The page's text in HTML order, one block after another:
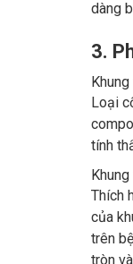
dàng
3.
Loại
tính
Thích
của
trên
tròn